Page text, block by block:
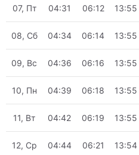
07, Пт 04:31 06:12 13:55
08, Сб 04:34 06:14 13:55
09, Вс 04:36 06:16 13:55
10, Пн 04:39 06:18 13:55
11, Вт 04:42 06:19 13:55
12, Ср 04:44 06:21 13:54